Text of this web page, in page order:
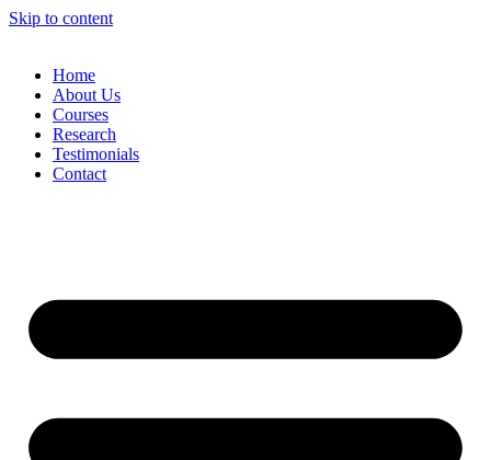
Skip to content
Home
About Us
Courses
Research
Testimonials
Contact